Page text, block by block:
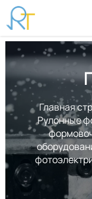
Главная
Рулонные